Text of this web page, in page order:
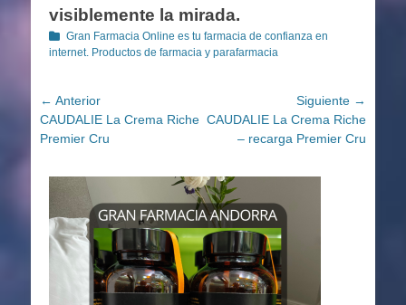
visiblemente la mirada.
Categorías
Gran Farmacia Online es tu farmacia de confianza en
internet. Productos de farmacia y parafarmacia
Navegación
de
entradas
← Anterior
Entrada
anterior:
CAUDALIE La Crema Riche
Premier Cru
Siguiente →
Entrada
siguiente:
CAUDALIE La Crema Riche
– recarga Premier Cru